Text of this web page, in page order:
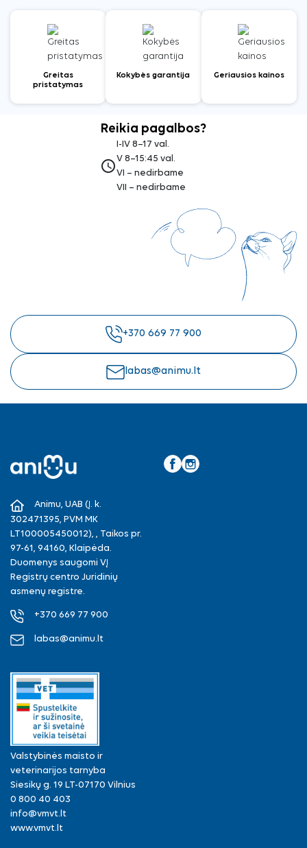
Greitas
pristatymas
Kokybės garantija Geriausios kainos
Reikia pagalbos?
access_time
I-IV 8–17 val.
V 8–15:45 val.
VI – nedirbame
VII – nedirbame
+370 669 77 900
labas@animu.lt
Animu, UAB (Į. k.
302471395, PVM MK
LT100005450012), , Taikos pr.
97-61, 94160, Klaipėda.
Duomenys saugomi VĮ
Registrų centro Juridinių
asmenų registre.
+370 669 77 900
labas@animu.lt
Valstybinės maisto ir
veterinarijos tarnyba
Siesikų g. 19 LT-07170 Vilnius
0 800 40 403
info@vmvt.lt
www.vmvt.lt